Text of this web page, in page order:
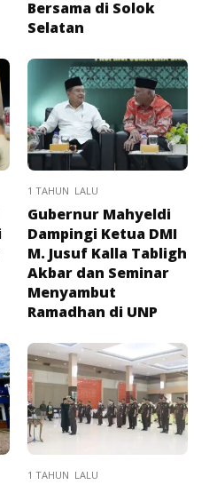
Bersama di Solok
Selatan
1 TAHUN LALU
Gubernur Mahyeldi
Dampingi Ketua DMI
M. Jusuf Kalla Tabligh
Akbar dan Seminar
Menyambut
Ramadhan di UNP
1 TAHUN LALU